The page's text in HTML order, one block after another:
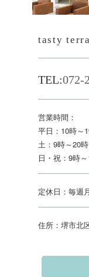
tasty
TEL:072-
営業時間：
平日：10時～
土：9時～20時
日・祝：9時
定休日：毎週
住所：堺市北